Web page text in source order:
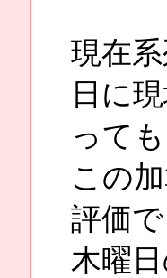
現在
日に
って
この
評価
木曜